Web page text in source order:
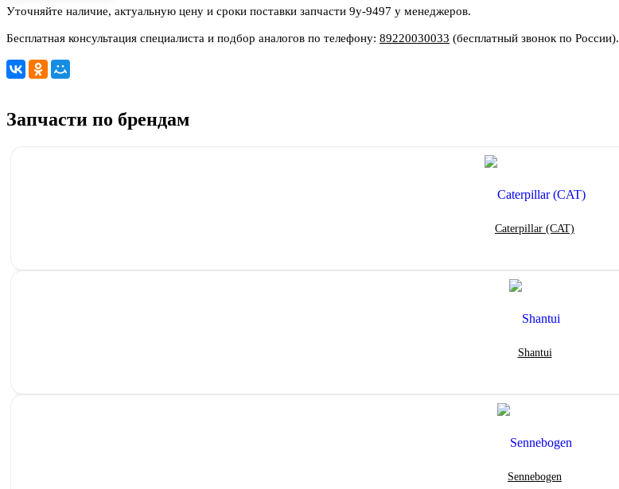
Уточняйте наличие, актуальную цену и сроки поставки запчасти 9y-9497 у менеджеров.
Бесплатная консультация специалиста и подбор аналогов по телефону: 89220030033 (бесплатный звонок по России).
Запчасти по брендам
Caterpillar (CAT)
Shantui
Sennebogen